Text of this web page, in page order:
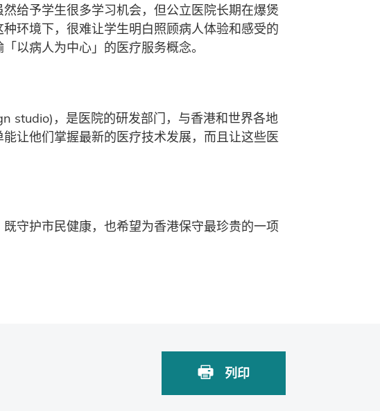
给予学生很多学习机会，但公立医院长期在爆煲
环境下，很难让学生明白照顾病人体验和感受的
以病人为中心」的医疗服务概念。
studio)，是医院的研发部门，与香港和世界各地
让他们掌握最新的医疗技术发展，而且让这些医
守护市民健康，也希望为香港保守最珍贵的一项
列印